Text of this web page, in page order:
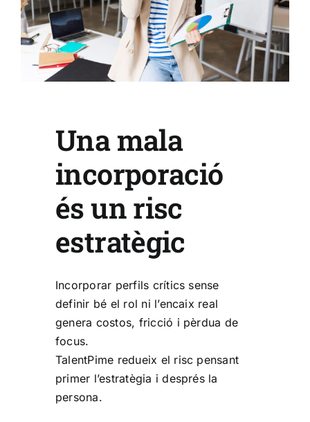
Una mala
incorporació
és un risc
estratègic
Incorporar perfils crítics sense
definir bé el rol ni l’encaix real
genera costos, fricció i pèrdua de
focus.
TalentPime redueix el risc pensant
primer l’estratègia i després la
persona.